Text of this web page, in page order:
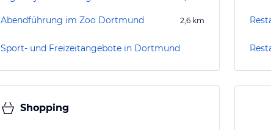
Abendführung im Zoo Dortmund 2,6 km
Sport- und Freizeitangebote in Dortmund
Shopping